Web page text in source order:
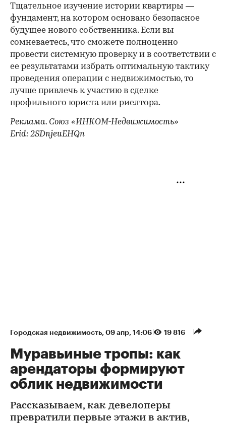
Тщательное изучение истории квартиры —
фундамент, на котором основано безопасное
будущее нового собственника. Если вы
сомневаетесь, что сможете полноценно
провести системную проверку и в соответствии с
ее результатами избрать оптимальную тактику
проведения операции с недвижимостью, то
лучше привлечь к участию в сделке
профильного юриста или риелтора.
Реклама. Союз «ИНКОМ-Недвижимость»
Erid: 2SDnjeuEHQn
Городская недвижимость⁠, 09 апр, 14:06 19 816
Муравьиные тропы: как
арендаторы формируют
облик недвижимости
Рассказываем, как девелоперы
превратили первые этажи в актив,